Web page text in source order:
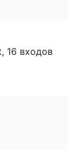
16 входов